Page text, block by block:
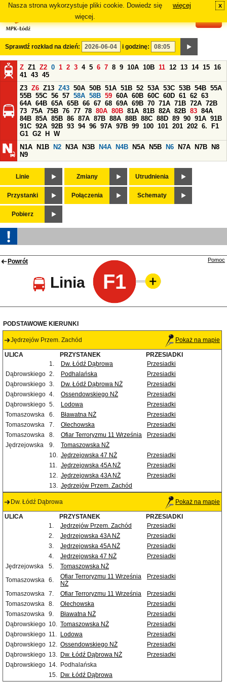
Nasza strona wykorzystuje pliki cookie. Dowiedz się
więcej.
więcej x
Sprawdź rozkład na dzień: i godzinę:
Z Z1 Z2 0 1 2 3 4 5 6 7 8 9 10A 10B 11 12 13 14 15 16
41 43 45
Z3 Z6 Z13 Z43 50A 50B 51A 51B 52 53A 53C 53B 54B 55A
55B 55C 56 57 58A 58B 59 60A 60B 60C 60D 61 62 63
64A 64B 65A 65B 66 67 68 69A 69B 70 71A 71B 72A 72B
73 75A 75B 76 77 78 80A 80B 81A 81B 82A 82B 83 84A
84B 85A 85B 86 87A 87B 88A 88B 88C 88D 89 90 91A 91B
91C 92A 92B 93 94 96 97A 97B 99 100 101 201 202 6.
F1
G1 G2 H
W
N1A
N1B N2 N3A N3B N4A N4B N5A N5B N6 N7A N7B
N8
N9
Linie Zmiany Utrudnienia
Przystanki Połączenia Schematy
Pobierz
Powrót
Linia F1
Pomoc
PODSTAWOWE KIERUNKI
Jędrzejów Przem. Zachód Pokaż na mapie
ULICA PRZYSTANEK
PRZESIADKI
1.
Dw. Łódź Dąbrowa
Przesiadki
Dąbrowskiego 2. Podhalańska
Przesiadki
Dąbrowskiego 3. Dw. Łódź Dąbrowa NŻ
Przesiadki
Dąbrowskiego 4. Ossendowskiego NŻ
Przesiadki
Dąbrowskiego 5. Lodowa
Przesiadki
Tomaszowska
6. Bławatna NŻ
Przesiadki
Tomaszowska
7. Olechowska
Przesiadki
Tomaszowska
8. Ofiar Terroryzmu 11 Września
Przesiadki
Jędrzejowska
9.
Tomaszowska NŻ
10. Jędrzejowska 47 NŻ
Przesiadki
11. Jędrzejowska 45A NŻ
Przesiadki
12. Jędrzejowska 43A NŻ
Przesiadki
13. Jędrzejów Przem. Zachód
Dw. Łódź Dąbrowa Pokaż na mapie
ULICA PRZYSTANEK
PRZESIADKI
1.
Jędrzejów Przem. Zachód
Przesiadki
2.
Jędrzejowska 43A NŻ
Przesiadki
3.
Jędrzejowska 45A NŻ
Przesiadki
4.
Jędrzejowska 47 NŻ
Przesiadki
Jędrzejowska
5.
Tomaszowska NŻ
Tomaszowska 6.
Ofiar Terroryzmu 11 Września
NŻ
Przesiadki
Tomaszowska 7. Ofiar Terroryzmu 11 Września
Przesiadki
Tomaszowska 8. Olechowska
Przesiadki
Tomaszowska 9. Bławatna NŻ
Przesiadki
Dąbrowskiego 10. Tomaszowska NŻ
Przesiadki
Dąbrowskiego 11. Lodowa
Przesiadki
Dąbrowskiego 12. Ossendowskiego NŻ
Przesiadki
Dąbrowskiego 13. Dw. Łódź Dąbrowa NŻ
Przesiadki
Dąbrowskiego 14. Podhalańska
15. Dw. Łódź Dąbrowa